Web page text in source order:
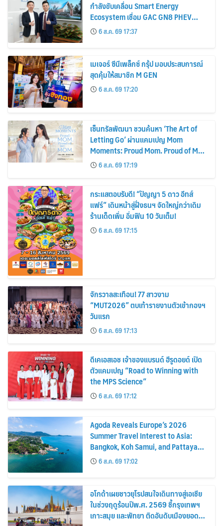
Letting Go’ ผ่านแคมเปญ Mom
Moments: Proud Mom. Proud of My
Mom.6 ส.ค. 69 17:19
แฟร์” เดินหน้าสู่ฝั่งธนฯ จัดใหญ่กว่าเดิม
ร้านเด็ดเพิ่ม อิ่มฟิน 10 วันเต็ม!
6 ส.ค. 69 17:15
จักรวาลสะเทือน! 77 สาวงาม
“MUT2026” ตบเท้ารายงานตัวเข้ากองฯ
วันแรก
ตัวแคมเปญ “Road to Winning with
the MPS Science”
6 ส.ค. 69 17:12
Agoda Reveals Europe’s 2026
Summer Travel Interest to Asia:
Bangkok, Koh Samui, and Pattaya
Among the Top Cities
6 ส.ค. 69 17:02
อโกด้าเผยชาวยุโรปสนใจเดินทางสู่เอเชีย
เกาะสมุย และพัทยา ติดอันดับเมืองยอด
นิยม6 ส.ค. 69 17:00
สมัครสมาชิก ThaiPR.NET